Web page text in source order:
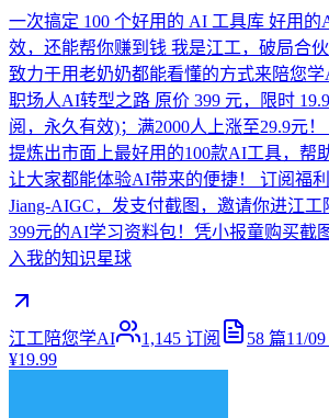
一次搞定 100 个好用的 AI 工具库 好用
效，还能帮你赚到钱 我是江工，破局合伙
致力于用老奶奶都能看懂的方式来陪您
职场人AI转型之路 原价 399 元，限时
阅，永久有效)；满2000人上涨至29.9元
提炼出市面上最好用的100款AI工具，帮
让大家都能体验AI带来的便捷！ 订阅福
Jiang-AIGC，发支付截图，邀请你进江
399元的AI学习资料包！凭小报童购买截
入我的知识星球
江工陪您学AI 1,145 订阅 58 篇11/09
¥19.99